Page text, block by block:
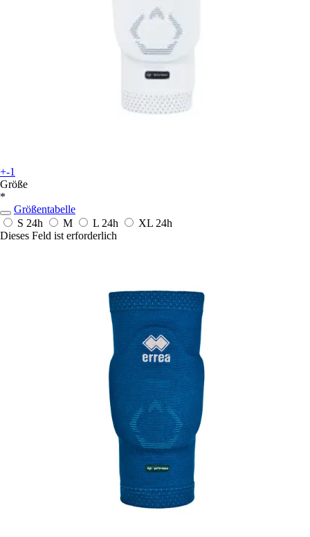
+-1
Größe
*
Größentabelle
S 24h M L 24h XL 24h
Dieses Feld ist erforderlich